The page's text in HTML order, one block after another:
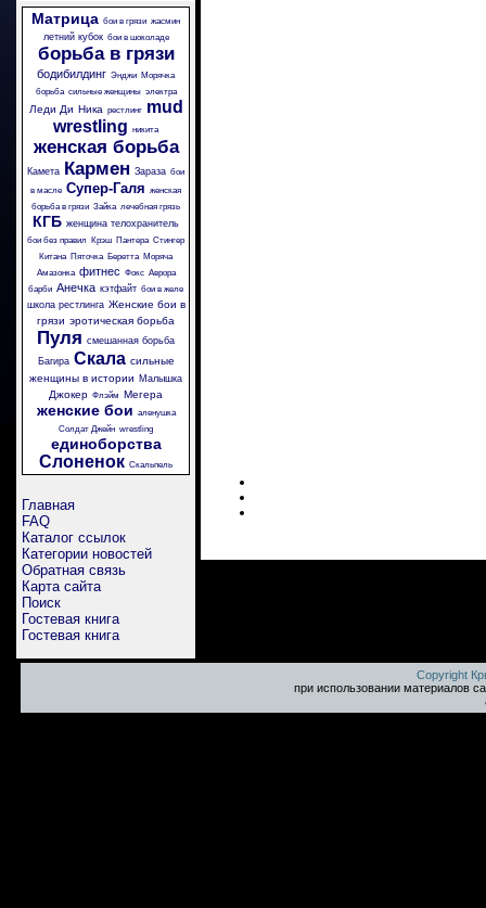
Матрица бои в грязи жасмин
летний кубок бои в шоколаде
борьба в грязи
бодибилдинг Энджи Морячка
борьба сильные женщины электра
Леди Ди Ника рестлинг
mud
wrestling никита
женская борьба
Камета Кармен Зараза бои
в масле Супер-Галя женская
борьба в грязи Зайка лечебная грязь
КГБ женщина телохранитель
бои без правил Крэш Пантера Стингер
Китана Пяточка Беретта Моряча
Амазонка фитнес Фокс Аврора
барби Анечка кэтфайт бои в желе
школа рестлинга Женские бои в
грязи эротическая борьба
Пуля смешанная борьба
Багира Скала сильные
женщины в истории Малышка
Джокер Флэйм Мегера
женские бои аленушка
Солдат Джейн wrestling
единоборства
Слоненок Скальпель
Главная
FAQ
Каталог ссылок
Категории новостей
Обратная связь
Карта сайта
Поиск
Гостевая книга
Гостевая книга
Copyright
при использовании материалов